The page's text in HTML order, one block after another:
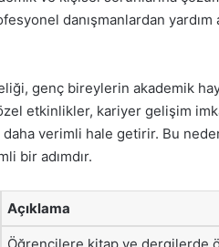
danışmanlardan
genç bireylerin akademik
etkinlikler, kariyer gelişim
verimli hale getirir. Bu
bir adımdır.
Açıklama